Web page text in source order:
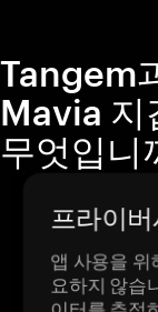
Tangem
Mavia 지
무엇입니
프라이버
앱 사용을 위
요하지 않습